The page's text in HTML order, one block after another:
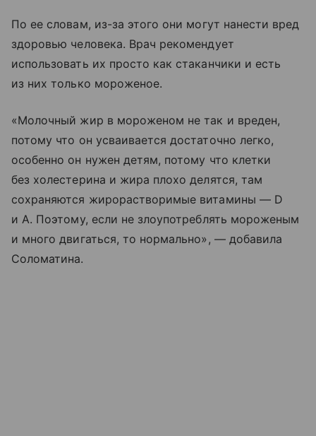
По ее словам, из-за этого они могут нанести вред
здоровью человека. Врач рекомендует
использовать их просто как стаканчики и есть
из них только мороженое.
«Молочный жир в мороженом не так и вреден,
потому что он усваивается достаточно легко,
особенно он нужен детям, потому что клетки
без холестерина и жира плохо делятся, там
сохраняются жирорастворимые витамины — D
и А. Поэтому, если не злоупотреблять мороженым
и много двигаться, то нормально», — добавила
Соломатина.